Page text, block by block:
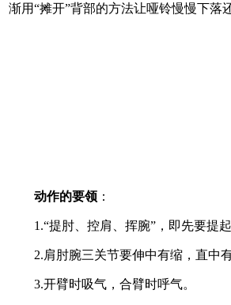
渐用“摊开”背部的方法让哑铃慢慢下落
动作的要领 ：
1.“提肘、控肩、挥腕”，即先要提起
2.肩肘腕三关节要伸中有缩，直中有
3.开臂时吸气，合臂时呼气。